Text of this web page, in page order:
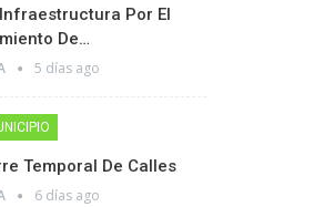
Por El
De…
5 días ago
Temporal De Calles
6 días ago